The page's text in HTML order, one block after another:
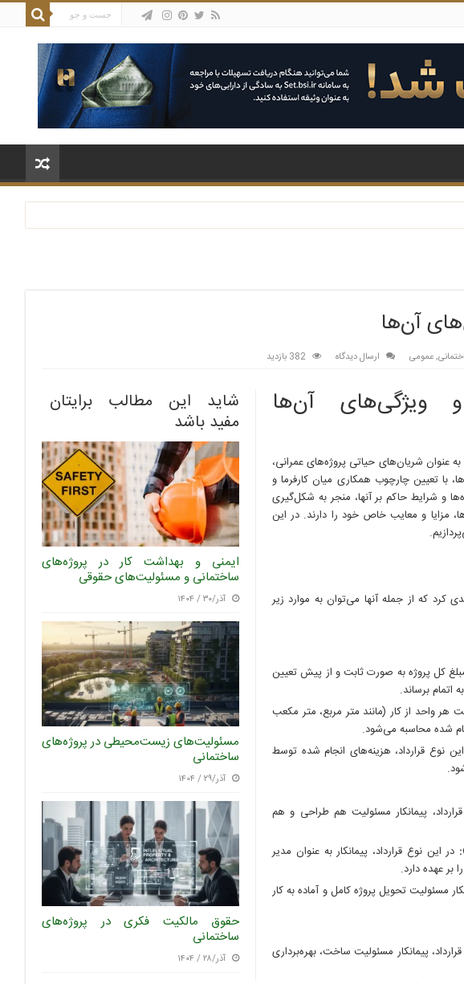
آن‌ها
,عمومی ارسال دیدگاه 382 بازدید
شاید این مطالب برایتان
مفید باشد
ایمنی و بهداشت کار در پروژه‌های
ساختمانی و مسئولیت‌های حقوقی
آذر/۳۰ / ۱۴۰۴
مسئولیت‌های زیست‌محیطی در پروژه‌های
ساختمانی
آذر/۲۹ / ۱۴۰۴
حقوق مالکیت فکری در پروژه‌های
ساختمانی
آذر/۲۸ / ۱۴۰۴
و ویژگی‌های آن‌ها
عنوان شریان‌های حیاتی پروژه‌های عمرانی،
با تعیین چارچوب همکاری میان کارفرما و
و شرایط حاکم بر آنها، منجر به شکل‌گیری
مزایا و معایب خاص خود را دارند. در این
کرد که از جمله آنها می‌توان به موارد زیر
مبلغ کل پروژه به صورت ثابت و از پیش تعیین
برساند.
هر واحد از کار (مانند متر مربع، متر مکعب
شده محاسبه می‌شود.
نوع قرارداد، هزینه‌های انجام شده توسط
پیمانکار مسئولیت هم طراحی و هم
در این نوع قرارداد، پیمانکار به عنوان مدیر
بر عهده دارد.
مسئولیت تحویل پروژه کامل و آماده به کار
پیمانکار مسئولیت ساخت، بهره‌برداری